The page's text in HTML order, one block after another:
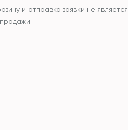
и отправка заявки не является